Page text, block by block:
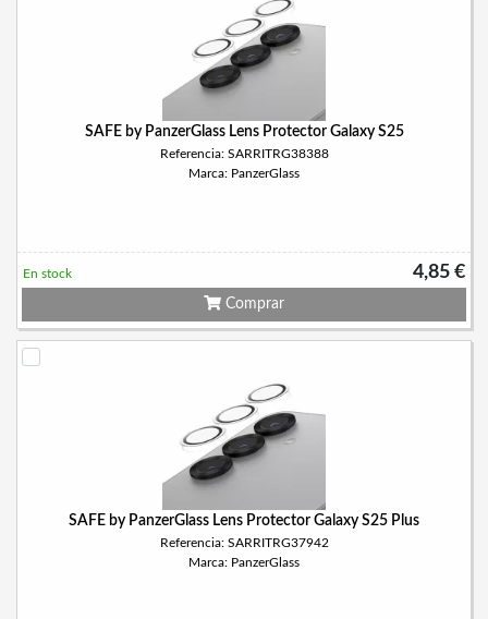
SAFE by PanzerGlass Lens Protector Galaxy S25
Referencia: SARRITRG38388
Marca: PanzerGlass
4,85 €
En stock
Comprar
SAFE by PanzerGlass Lens Protector Galaxy S25 Plus
Referencia: SARRITRG37942
Marca: PanzerGlass